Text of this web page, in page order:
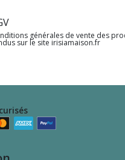
générales de vente des
sur le site irisiamaison.fr